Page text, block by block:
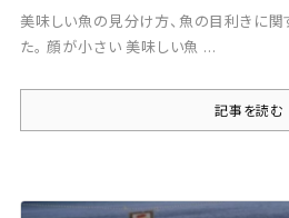
美味しい魚の見分け方、魚の目利きに
た。 顔が小さい 美味しい魚 ...
記事を読む